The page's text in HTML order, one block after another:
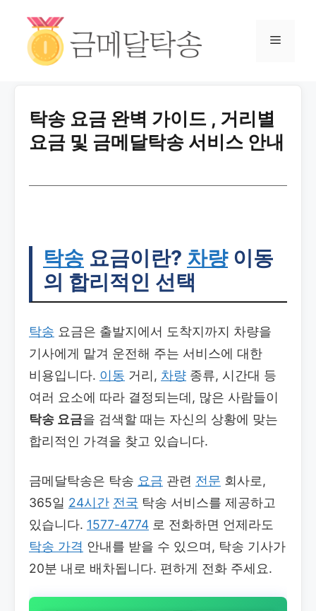
탁송 요금 완벽 가이드 , 거리별
요금 및 금메달탁송 서비스 안내
탁송 요금이란? 차량이동
의 합리적인 선택
탁송 요금은 출발지에서 도착지까지 차량을
기사에게 맡겨 운전해 주는 서비스에 대한
비용입니다. 이동 거리, 차량 종류, 시간대 등
여러 요소에 따라 결정되는데, 많은 사람들이
탁송 요금을 검색할 때는 자신의 상황에 맞는
합리적인 가격을 찾고 있습니다.
금메달탁송은 탁송 요금 관련 전문 회사로,
365일 24시간 전국 탁송 서비스를 제공하고
있습니다. 1577-4774 로 전화하면 언제라도
탁송 가격 안내를 받을 수 있으며, 탁송 기사가
20분 내로 배차됩니다. 편하게 전화 주세요.